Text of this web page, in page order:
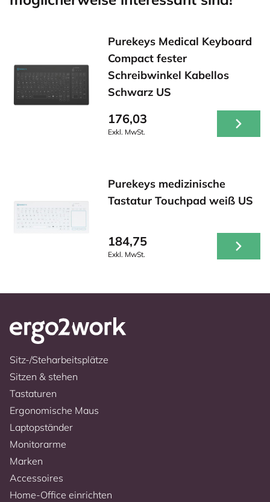
Purekeys Medical Keyboard
Compact fester
Schreibwinkel Kabellos
Schwarz US
176,03
Exkl. MwSt.
Purekeys medizinische
Tastatur Touchpad weiß US
184,75
Exkl. MwSt.
Sitz-/Steharbeitsplätze
Sitzen & stehen
Tastaturen
Ergonomische Maus
Laptopständer
Monitorarme
Marken
Accessoires
Home-Office einrichten